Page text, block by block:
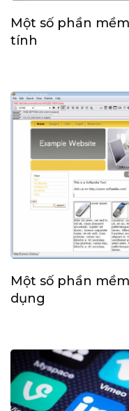
Một số phần
tính
Một số phần
dụng